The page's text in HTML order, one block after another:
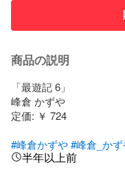
商品の説明
「最遊記 6」
峰倉 かずや
定価: ￥ 724
#峰倉かずや#峰倉_か
半年以上前